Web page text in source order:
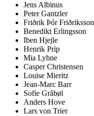
Jens Albinus
Peter Gantzler
Friðrik Þór Friðriksson
Benedikt Erlingsson
Iben Hjejle
Henrik Prip
Mia Lyhne
Casper Christensen
Louise Mieritz
Jean-Marc Barr
Sofie Gråbøl
Anders Hove
Lars von Trier